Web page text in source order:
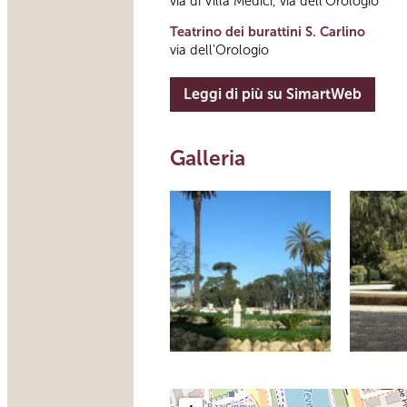
Teatrino dei burattini S. Carlino
via dell’Orologio
Leggi di più su SimartWeb
Galleria